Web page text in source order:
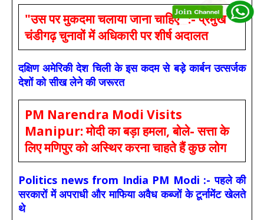
"उस पर मुकदमा चलाया जाना चाहिए" :- प्रमुख
चंडीगढ़ चुनावों में अधिकारी पर शीर्ष अदालत
दक्षिण अमेरिकी देश चिली के इस कदम से बड़े कार्बन उत्सर्जक
देशों को सीख लेने की जरूरत
PM Narendra Modi Visits
Manipur: मोदी का बड़ा हमला, बोले- सत्ता के
लिए मणिपुर को अस्थिर करना चाहते हैं कुछ लोग
Politics news from India PM Modi :- पहले की
सरकारों में अपराधी और माफिया अवैध कब्जों के टूर्नामेंट खेलते
थे